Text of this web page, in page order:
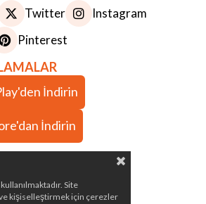
Twitter
Instagram
Pinterest
İndirin
İndirin
Site
kişiselleştirmek için çerezler